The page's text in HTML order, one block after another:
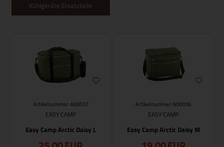
Kühlgeräte Ersatzteile
Artikelnummer: 600037
EASY CAMP
Easy Camp Arctic Daisy L
Artikelnummer: 600036
EASY CAMP
Easy Camp Arctic Daisy M